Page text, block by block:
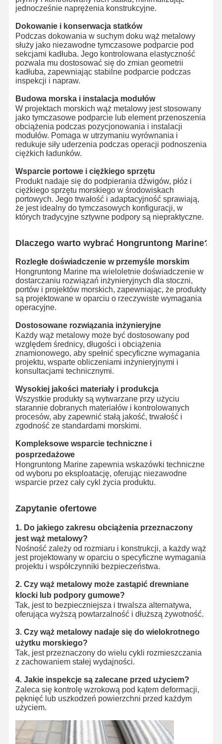
jednocześnie naprężenia konstrukcyjne.
Dokowanie i konserwacja statków
Podczas dokowania w suchym doku wąż metalowy
służy jako niezawodne tymczasowe podparcie pod
sekcjami kadłuba. Jego kontrolowana elastyczność
pozwala mu dostosować się do zmian geometrii
kadłuba, zapewniając stabilne podparcie podczas
inspekcji i napraw.
Budowa morska i instalacja modułów
W projektach morskich wąż metalowy jest stosowany
jako tymczasowe podparcie lub element przenoszenia
obciążenia podczas pozycjonowania i instalacji
modułów. Pomaga w utrzymaniu wyrównania i
redukuje siły uderzenia podczas operacji podnoszenia
ciężkich ładunków.
Wsparcie portowe i ciężkiego sprzętu
Produkt nadaje się do podpierania dźwigów, płóz i
ciężkiego sprzętu morskiego w środowiskach
portowych. Jego trwałość i adaptacyjność sprawiają,
że jest idealny do tymczasowych konfiguracji, w
których tradycyjne sztywne podpory są niepraktyczne.
Dlaczego warto wybrać Hongruntong Marine?
Rozległe doświadczenie w przemyśle morskim
Hongruntong Marine ma wieloletnie doświadczenie w
dostarczaniu rozwiązań inżynieryjnych dla stoczni,
portów i projektów morskich, zapewniając, że produkty
są projektowane w oparciu o rzeczywiste wymagania
operacyjne.
Dostosowane rozwiązania inżynieryjne
Każdy wąż metalowy może być dostosowany pod
względem średnicy, długości i obciążenia
znamionowego, aby spełnić specyficzne wymagania
projektu, wsparte obliczeniami inżynieryjnymi i
konsultacjami technicznymi.
Wysokiej jakości materiały i produkcja
Wszystkie produkty są wytwarzane przy użyciu
starannie dobranych materiałów i kontrolowanych
procesów, aby zapewnić stałą jakość, trwałość i
zgodność ze standardami morskimi.
Kompleksowe wsparcie techniczne i
posprzedażowe
Hongruntong Marine zapewnia wskazówki techniczne
od wyboru po eksploatację, oferując niezawodne
wsparcie przez cały cykl życia produktu.
Zapytanie ofertowe
1. Do jakiego zakresu obciążenia przeznaczony
jest wąż metalowy?
Nośność zależy od rozmiaru i konstrukcji, a każdy wąż
jest projektowany w oparciu o specyficzne wymagania
projektu i współczynniki bezpieczeństwa.
2. Czy wąż metalowy może zastąpić drewniane
klocki lub podpory gumowe?
Tak, jest to bezpieczniejsza i trwalsza alternatywa,
oferująca wyższą powtarzalność i dłuższą żywotność.
3. Czy wąż metalowy nadaje się do wielokrotnego
użytku morskiego?
Tak, jest przeznaczony do wielu cykli rozmieszczania
z zachowaniem stałej wydajności.
4. Jakie inspekcje są zalecane przed użyciem?
Zaleca się kontrolę wzrokową pod kątem deformacji,
pęknięć lub uszkodzeń powierzchni przed każdym
użyciem.